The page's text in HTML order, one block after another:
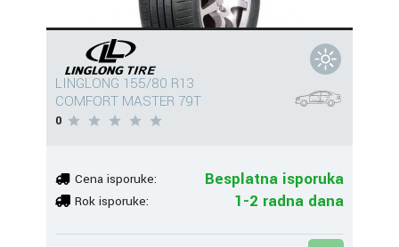
LINGLONG 155/80 R13
COMFORT MASTER 79T
0
Cena isporuke: Besplatna isporuka
Rok isporuke: 1-2 radna dana